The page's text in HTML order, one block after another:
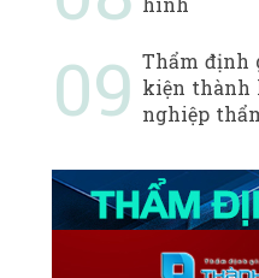
Thẩm định
kiện thành
nghiệp